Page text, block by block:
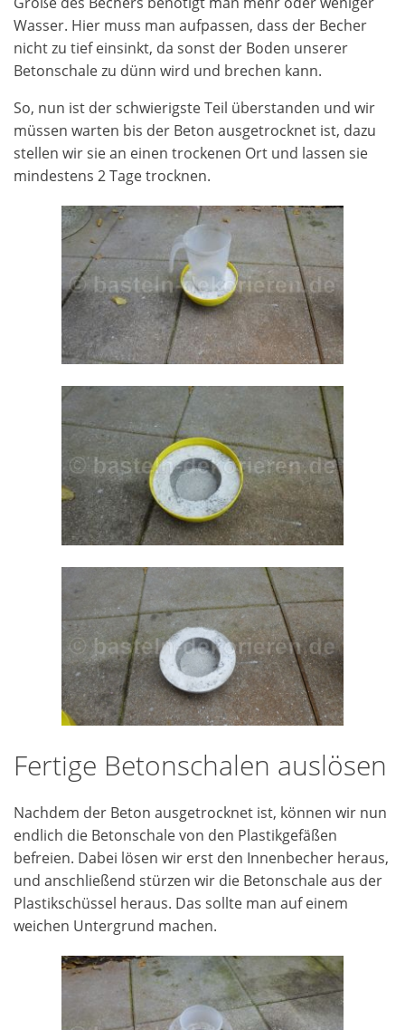
Wasser. Hier muss man aufpassen, dass der Becher
nicht zu tief einsinkt, da sonst der Boden unserer
Betonschale zu dünn wird und brechen kann.
So, nun ist der schwierigste Teil überstanden und wir
müssen warten bis der Beton ausgetrocknet ist, dazu
stellen wir sie an einen trockenen Ort und lassen sie
mindestens 2 Tage trocknen.
Fertige Betonschalen auslösen
Nachdem der Beton ausgetrocknet ist, können wir nun
endlich die Betonschale von den Plastikgefäßen
befreien. Dabei lösen wir erst den Innenbecher heraus,
und anschließend stürzen wir die Betonschale aus der
Plastikschüssel heraus. Das sollte man auf einem
weichen Untergrund machen.